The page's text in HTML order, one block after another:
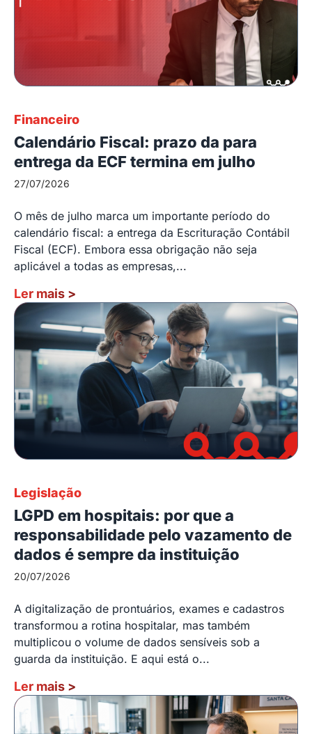
Financeiro
Calendário Fiscal: prazo da para
entrega da ECF termina em julho
27/07/2026
O mês de julho marca um importante período do
calendário fiscal: a entrega da Escrituração Contábil
Fiscal (ECF). Embora essa obrigação não seja
aplicável a todas as empresas,...
Ler mais >
Legislação
LGPD em hospitais: por que a
responsabilidade pelo vazamento de
dados é sempre da instituição
20/07/2026
A digitalização de prontuários, exames e cadastros
transformou a rotina hospitalar, mas também
multiplicou o volume de dados sensíveis sob a
guarda da instituição. E aqui está o...
Ler mais >